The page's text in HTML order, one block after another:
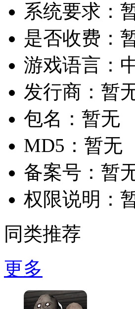
系统要求：
是否收费：
游戏语言：
发行商： 暂
包名： 暂无
MD5： 暂无
备案号： 暂
权限说明：
同类推荐
更多